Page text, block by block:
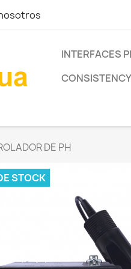
INTERFACES
DE PH
STOCK